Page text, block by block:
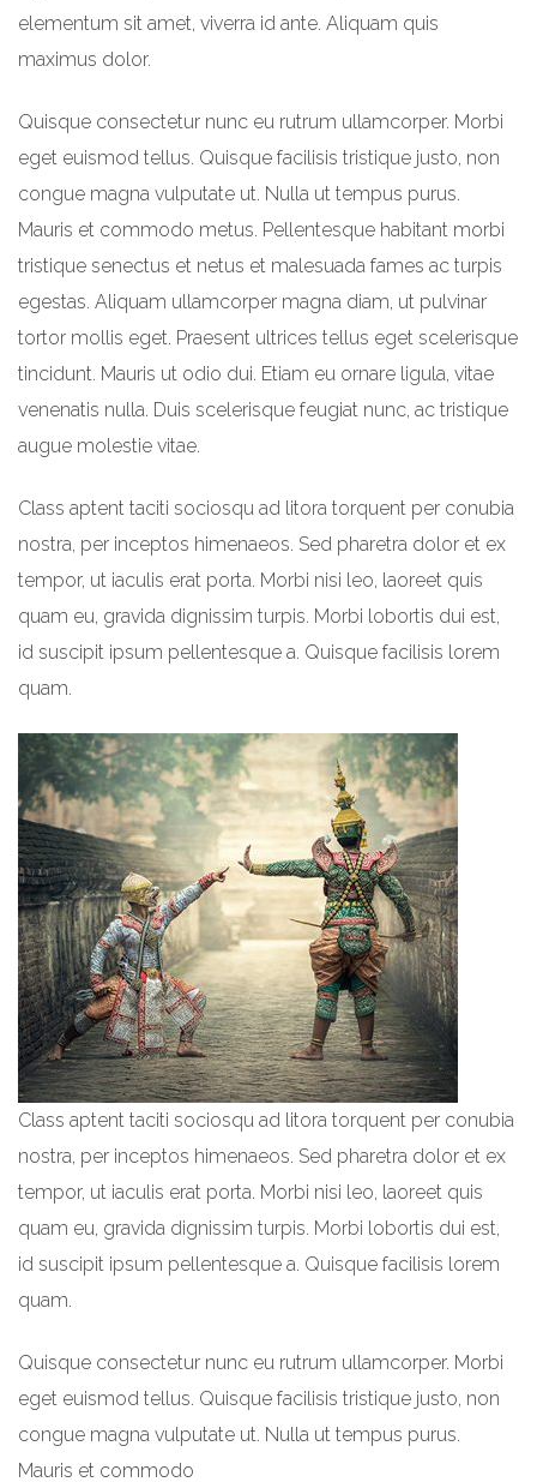
elementum sit amet, viverra id ante. Aliquam quis
maximus dolor.
Quisque consectetur nunc eu rutrum ullamcorper. Morbi
eget euismod tellus. Quisque facilisis tristique justo, non
congue magna vulputate ut. Nulla ut tempus purus.
Mauris et commodo metus. Pellentesque habitant morbi
tristique senectus et netus et malesuada fames ac turpis
egestas. Aliquam ullamcorper magna diam, ut pulvinar
tortor mollis eget. Praesent ultrices tellus eget scelerisque
tincidunt. Mauris ut odio dui. Etiam eu ornare ligula, vitae
venenatis nulla. Duis scelerisque feugiat nunc, ac tristique
augue molestie vitae.
Class aptent taciti sociosqu ad litora torquent per conubia
nostra, per inceptos himenaeos. Sed pharetra dolor et ex
tempor, ut iaculis erat porta. Morbi nisi leo, laoreet quis
quam eu, gravida dignissim turpis. Morbi lobortis dui est,
id suscipit ipsum pellentesque a. Quisque facilisis lorem
quam.
Class aptent taciti sociosqu ad litora torquent per conubia
nostra, per inceptos himenaeos. Sed pharetra dolor et ex
tempor, ut iaculis erat porta. Morbi nisi leo, laoreet quis
quam eu, gravida dignissim turpis. Morbi lobortis dui est,
id suscipit ipsum pellentesque a. Quisque facilisis lorem
quam.
Quisque consectetur nunc eu rutrum ullamcorper. Morbi
eget euismod tellus. Quisque facilisis tristique justo, non
congue magna vulputate ut. Nulla ut tempus purus.
Mauris et commodo